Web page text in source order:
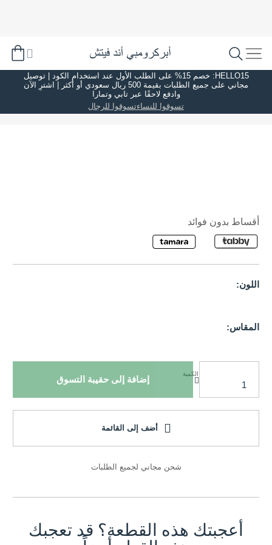
HELLO15: خصم 15% على الطلب الأول عند استخدام الكود | توصيل
مجاني على جميع الطلبات بقيمة 500 ريال سعودي أو أكثر | اشترِ الآن
وادفع لاحقًا عبر تابي وتمارا
تسوقوا للنساءتسوقوا للرجال
أقساط بدون فوائد
اللون:
المقاس:
الكمية
إضافة إلى حقيبة التسوق
أضف إلى القائمة
شحن مجاني لجميع الطلبات
أعجبتك هذه القطعة؟ قد تعجبك